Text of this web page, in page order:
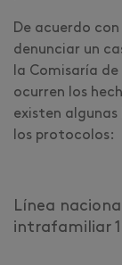
De acuerdo con
denunciar un
la Comisaría
ocurren los
existen algunas
los protocolos:
Línea
intrafamiliar